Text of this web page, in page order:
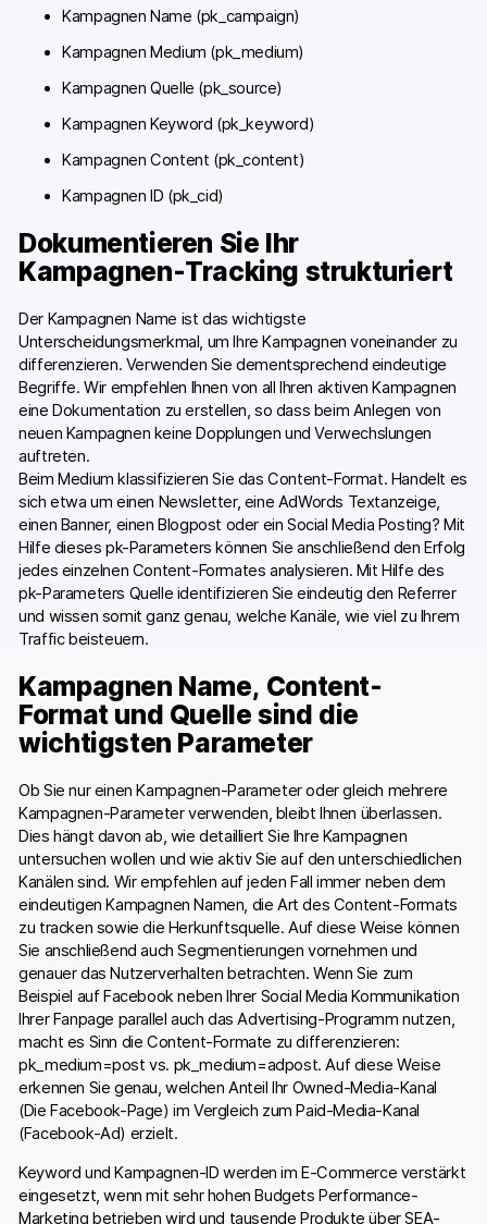
Kampagnen Name (pk_campaign)
Kampagnen Medium (pk_medium)
Kampagnen Quelle (pk_source)
Kampagnen Keyword (pk_keyword)
Kampagnen Content (pk_content)
Kampagnen ID (pk_cid)
Dokumentieren Sie Ihr
Kampagnen-Tracking strukturiert
Der Kampagnen Name ist das wichtigste
Unterscheidungsmerkmal, um Ihre Kampagnen voneinander zu
differenzieren. Verwenden Sie dementsprechend eindeutige
Begriffe. Wir empfehlen Ihnen von all Ihren aktiven Kampagnen
eine Dokumentation zu erstellen, so dass beim Anlegen von
neuen Kampagnen keine Dopplungen und Verwechslungen
auftreten.
Beim Medium klassifizieren Sie das Content-Format. Handelt es
sich etwa um einen Newsletter, eine AdWords Textanzeige,
einen Banner, einen Blogpost oder ein Social Media Posting? Mit
Hilfe dieses pk-Parameters können Sie anschließend den Erfolg
jedes einzelnen Content-Formates analysieren. Mit Hilfe des
pk-Parameters Quelle identifizieren Sie eindeutig den Referrer
und wissen somit ganz genau, welche Kanäle, wie viel zu Ihrem
Traffic beisteuern.
Kampagnen Name, Content-
Format und Quelle sind die
wichtigsten Parameter
Ob Sie nur einen Kampagnen-Parameter oder gleich mehrere
Kampagnen-Parameter verwenden, bleibt Ihnen überlassen.
Dies hängt davon ab, wie detailliert Sie Ihre Kampagnen
untersuchen wollen und wie aktiv Sie auf den unterschiedlichen
Kanälen sind. Wir empfehlen auf jeden Fall immer neben dem
eindeutigen Kampagnen Namen, die Art des Content-Formats
zu tracken sowie die Herkunftsquelle. Auf diese Weise können
Sie anschließend auch Segmentierungen vornehmen und
genauer das Nutzerverhalten betrachten. Wenn Sie zum
Beispiel auf Facebook neben Ihrer Social Media Kommunikation
Ihrer Fanpage parallel auch das Advertising-Programm nutzen,
macht es Sinn die Content-Formate zu differenzieren:
pk_medium=post vs. pk_medium=adpost. Auf diese Weise
erkennen Sie genau, welchen Anteil Ihr Owned-Media-Kanal
(Die Facebook-Page) im Vergleich zum Paid-Media-Kanal
(Facebook-Ad) erzielt.
Keyword und Kampagnen-ID werden im E-Commerce verstärkt
eingesetzt, wenn mit sehr hohen Budgets Performance-
Marketing betrieben wird und tausende Produkte über SEA-